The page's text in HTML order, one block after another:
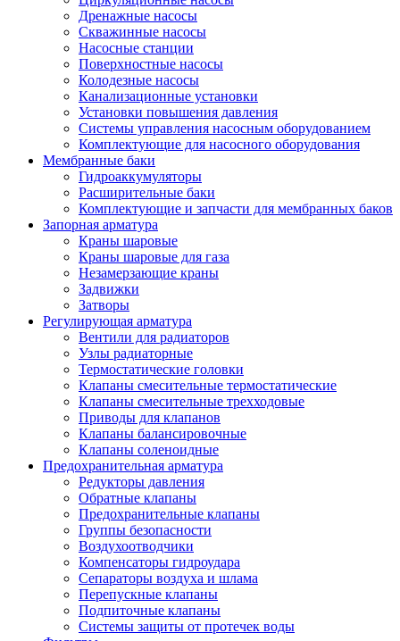
Дренажные насосы
Скважинные насосы
Насосные станции
Поверхностные насосы
Колодезные насосы
Канализационные установки
Установки повышения давления
Системы управления насосным оборудованием
Комплектующие для насосного оборудования
Мембранные баки
Гидроаккумуляторы
Расширительные баки
Комплектующие и запчасти для мембранных баков
Запорная арматура
Краны шаровые
Краны шаровые для газа
Незамерзающие краны
Задвижки
Затворы
Регулирующая арматура
Вентили для радиаторов
Узлы радиаторные
Термостатические головки
Клапаны смесительные термостатические
Клапаны смесительные трехходовые
Приводы для клапанов
Клапаны балансировочные
Клапаны соленоидные
Предохранительная арматура
Редукторы давления
Обратные клапаны
Предохранительные клапаны
Группы безопасности
Воздухоотводчики
Компенсаторы гидроудара
Сепараторы воздуха и шлама
Перепускные клапаны
Подпиточные клапаны
Системы защиты от протечек воды